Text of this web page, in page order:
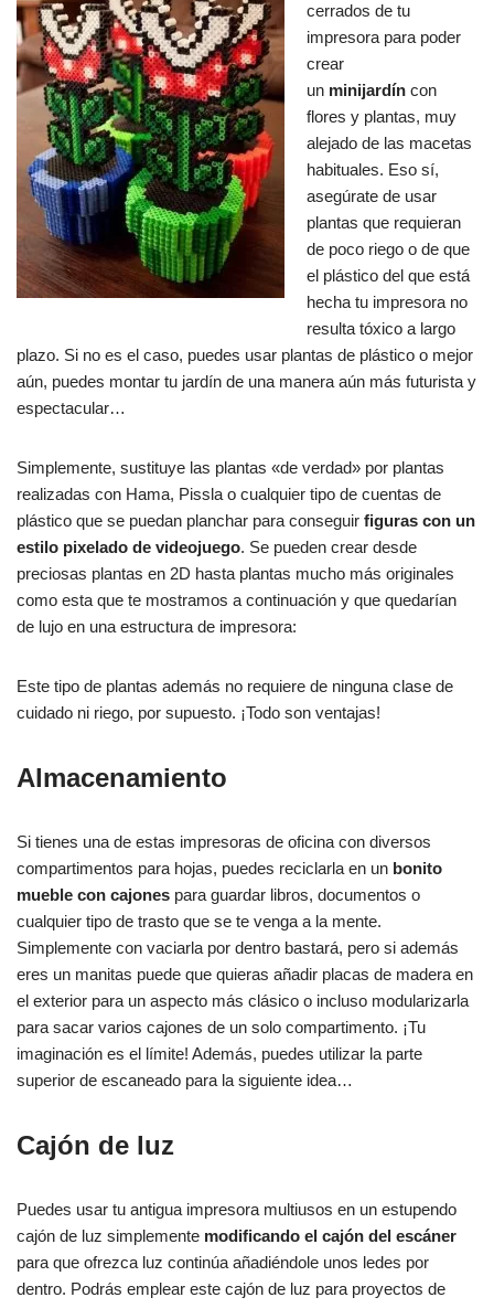
cerrados de tu
impresora para poder
crear
un minijardín con
flores y plantas, muy
alejado de las macetas
habituales. Eso sí,
asegúrate de usar
plantas que requieran
de poco riego o de que
el plástico del que está
hecha tu impresora no
resulta tóxico a largo
plazo. Si no es el caso, puedes usar plantas de plástico o mejor
aún, puedes montar tu jardín de una manera aún más futurista y
espectacular…
Simplemente, sustituye las plantas «de verdad» por plantas
realizadas con Hama, Pissla o cualquier tipo de cuentas de
plástico que se puedan planchar para conseguir figuras con un
estilo pixelado de videojuego. Se pueden crear desde
preciosas plantas en 2D hasta plantas mucho más originales
como esta que te mostramos a continuación y que quedarían
de lujo en una estructura de impresora:
Este tipo de plantas además no requiere de ninguna clase de
cuidado ni riego, por supuesto. ¡Todo son ventajas!
Almacenamiento
Si tienes una de estas impresoras de oficina con diversos
compartimentos para hojas, puedes reciclarla en un bonito
mueble con cajones para guardar libros, documentos o
cualquier tipo de trasto que se te venga a la mente.
Simplemente con vaciarla por dentro bastará, pero si además
eres un manitas puede que quieras añadir placas de madera en
el exterior para un aspecto más clásico o incluso modularizarla
para sacar varios cajones de un solo compartimento. ¡Tu
imaginación es el límite! Además, puedes utilizar la parte
superior de escaneado para la siguiente idea…
Cajón de luz
Puedes usar tu antigua impresora multiusos en un estupendo
cajón de luz simplemente modificando el cajón del escáner
para que ofrezca luz continúa añadiéndole unos ledes por
dentro. Podrás emplear este cajón de luz para proyectos de